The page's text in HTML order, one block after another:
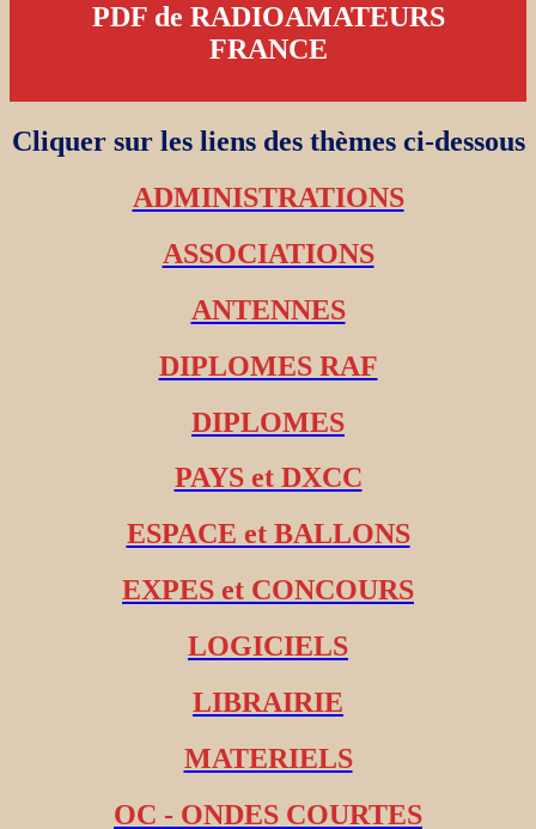
PDF de RADIOAMATEURS
FRANCE
Cliquer sur les liens des thèmes ci-dessous
ADMINISTRATIONS
ASSOCIATIONS
ANTENNES
DIPLOMES RAF
DIPLOMES
PAYS et DXCC
ESPACE et BALLONS
EXPES et CONCOURS
LOGICIELS
LIBRAIRIE
MATERIELS
OC - ONDES COURTES